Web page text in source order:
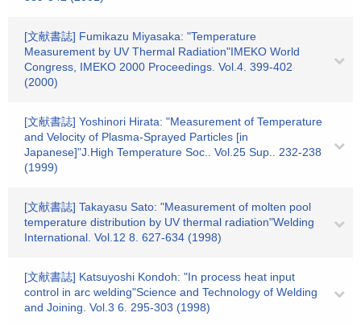
[文献書誌] Fumikazu Miyasaka: "Temperature
Measurement by UV Thermal Radiation"IMEKO World
Congress, IMEKO 2000 Proceedings. Vol.4. 399-402
(2000)
[文献書誌] Yoshinori Hirata: "Measurement of Temperature
and Velocity of Plasma-Sprayed Particles [in
Japanese]"J.High Temperature Soc.. Vol.25 Sup.. 232-238
(1999)
[文献書誌] Takayasu Sato: "Measurement of molten pool
temperature distribution by UV thermal radiation"Welding
International. Vol.12 8. 627-634 (1998)
[文献書誌] Katsuyoshi Kondoh: "In process heat input
control in arc welding"Science and Technology of Welding
and Joining. Vol.3 6. 295-303 (1998)